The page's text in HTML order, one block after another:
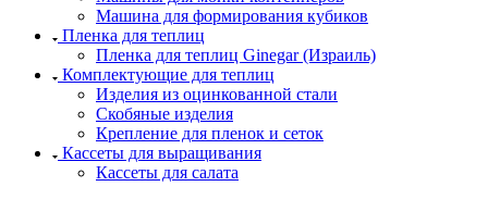
Машина для формирования кубиков
Пленка для теплиц
Пленка для теплиц Ginegar (Израиль)
Комплектующие для теплиц
Изделия из оцинкованной стали
Скобяные изделия
Крепление для пленок и сеток
Кассеты для выращивания
Кассеты для салата